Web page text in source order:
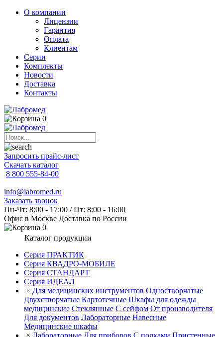
О компании
Лицензии
Гарантия
Оплата
Клиентам
Серии
Комплекты
Новости
Доставка
Контакты
0
Запросить прайс-лист
Скачать каталог
8 800 555-84-00
info@labromed.ru
Заказать звонок
Пн-Чт: 8:00 - 17:00 / Пт: 8:00 - 16:00
Офис в Москве Доставка по России
0
Каталог продукции
Серия ПРАКТИК
Серия КВАДРО-МОБИЛЕ
Серия СТАНДАРТ
Серия ИДЕАЛ
× Для медицинских инструментов Одностворчатые
Двухстворчатые Картотечные Шкафы для одежды
медицинские Стеклянные С сейфом От производителя
Для документов Лабораторные Навесные
Медицинские шкафы
× Лабораторные Для приборов С полками Пристенные